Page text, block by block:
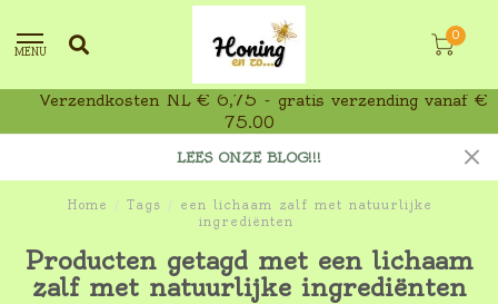
MENU
0
Verzendkosten NL € 6,75 - gratis verzending vanaf €
75,00
LEES ONZE BLOG!!!
Home / Tags / een lichaam zalf met natuurlijke
ingrediënten
Producten getagd met een lichaam
zalf met natuurlijke ingrediënten